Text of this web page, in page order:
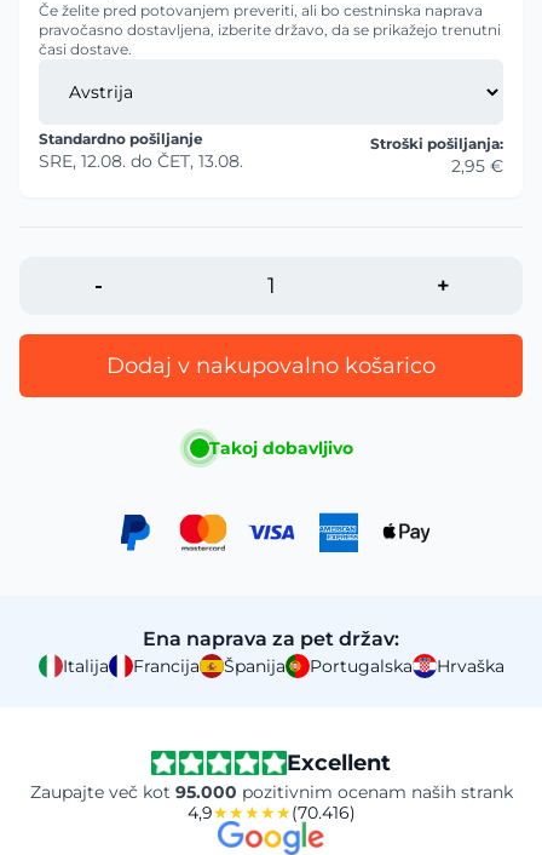
Če želite pred potovanjem preveriti, ali bo cestninska naprava
pravočasno dostavljena, izberite državo, da se prikažejo trenutni
časi dostave.
Standardno pošiljanje
SRE, 12.08. do ČET, 13.08.
Stroški pošiljanja:
2,95 €
- +
Dodaj v nakupovalno košarico
Takoj dobavljivo
Ena naprava za pet držav:
Italija Francija Španija Portugalska Hrvaška
Excellent
Zaupajte več kot 95.000 pozitivnim ocenam naših strank
4,9★★★★★(70.416)